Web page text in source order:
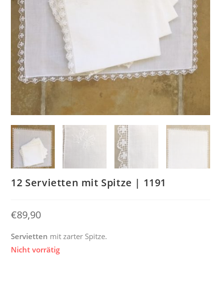
12 Servietten mit Spitze | 1191
€89,90
Servietten mit zarter Spitze.
Nicht vorrätig